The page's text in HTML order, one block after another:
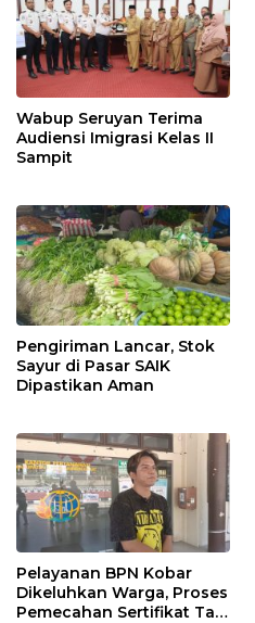
Wabup Seruyan Terima
Audiensi Imigrasi Kelas II
Sampit
Pengiriman Lancar, Stok
Sayur di Pasar SAIK
Dipastikan Aman
Pelayanan BPN Kobar
Dikeluhkan Warga, Proses
Pemecahan Sertifikat Tak